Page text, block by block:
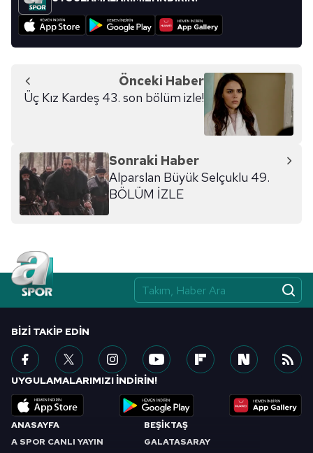
Önceki Haber
Üç Kız Kardeş 43. son bölüm izle!
Sonraki Haber
Alparslan Büyük Selçuklu 49.
BÖLÜM İZLE
ANASAYFA
A SPOR CANLI YAYIN
BEŞİKTAŞ
GALATASARAY
BIZI TAKIP EDIN
UYGULAMALARIMIZI İNDİRİN!